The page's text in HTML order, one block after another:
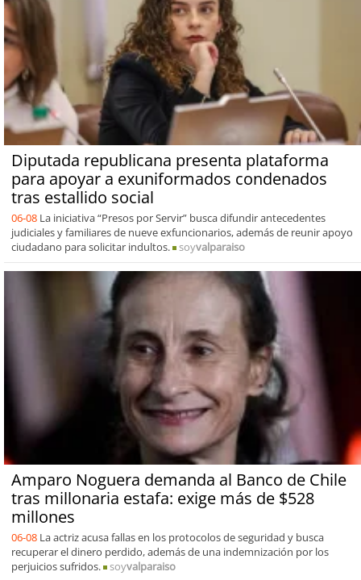
Diputada republicana presenta plataforma
para apoyar a exuniformados condenados
tras estallido social
06-08 La iniciativa “Presos por Servir” busca difundir antecedentes
judiciales y familiares de nueve exfuncionarios, además de reunir apoyo
ciudadano para solicitar indultos.
soyvalparaiso
Amparo Noguera demanda al Banco de Chile
tras millonaria estafa: exige más de $528
millones
06-08 La actriz acusa fallas en los protocolos de seguridad y busca
recuperar el dinero perdido, además de una indemnización por los
perjuicios sufridos.
soyvalparaiso